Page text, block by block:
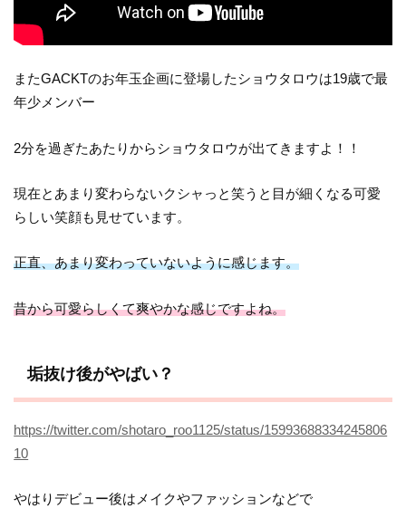
またGACKTのお年玉企画に登場したショウタロウは19歳で最
年少メンバー
2分を過ぎたあたりからショウタロウが出てきますよ！！
現在とあまり変わらないクシャっと笑うと目が細くなる可愛
らしい笑顔も見せています。
正直、あまり変わっていないように感じます。
昔から可愛らしくて爽やかな感じですよね。
垢抜け後がやばい？
https://twitter.com/shotaro_roo1125/status/15993688334245806
10
やはりデビュー後はメイクやファッションなどで